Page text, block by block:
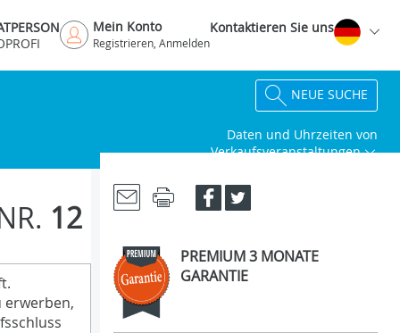
Mein Konto
Registrieren, Anmelden
Kontaktieren Sie uns
NEUE SUCHE
Daten und Uhrzeiten von
Verkaufsveranstaltungen
12
erwerben,
PREMIUM 3 MONATE
GARANTIE